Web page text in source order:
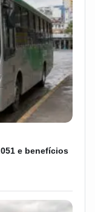
e benefícios